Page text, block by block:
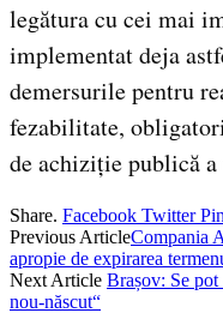
legătura cu cei mai
implementat deja
demersurile pentru
fezabilitate,
de achiziție publică
Share. Facebook Twitter
Previous ArticleCompania
apropie de expirarea
Next Article Brașov: Se pot
nou-născut“